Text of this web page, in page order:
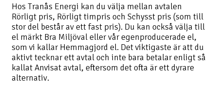
Hos Tranås Energi kan du välja mellan avtalen
Rörligt pris, Rörligt timpris och Schysst pris (som till
stor del består av ett fast pris). Du kan också välja till
el märkt Bra Miljöval eller vår egenproducerade el,
som vi kallar Hemmagjord el. Det viktigaste är att du
aktivt tecknar ett avtal och inte bara betalar enligt så
kallat Anvisat avtal, eftersom det ofta är ett dyrare
alternativ.